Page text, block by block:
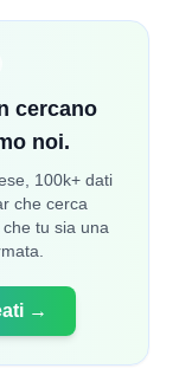
cercano
noi.
100k+ dati
che cerca
tu sia una
→